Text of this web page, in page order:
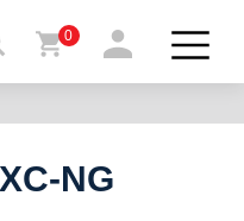
0
NG